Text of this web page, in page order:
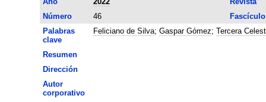
Número
46
Fascículo
Palabras
clave
Feliciano de Silva; Gaspar Gómez; Tercera
Resumen
Dirección
Autor
corporativo